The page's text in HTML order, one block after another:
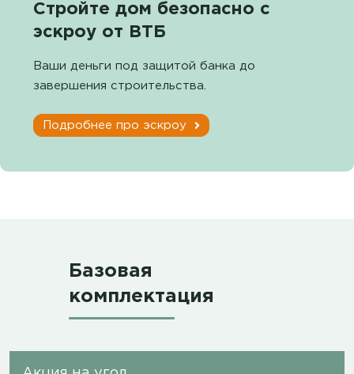
Стройте дом безопасно с
эскроу от ВТБ
Ваши деньги под защитой банка до
завершения строительства.
Подробнее про эскроу
Базовая
комплектация